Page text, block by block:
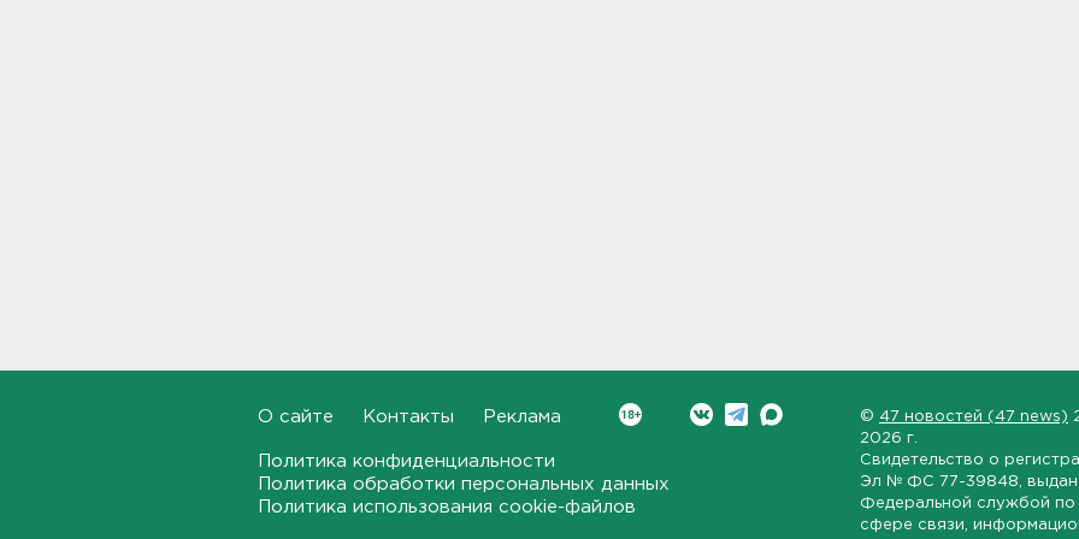
Руководителя ячейки
финансирование ФБК*
О сайте Контакты Реклама
Политика конфиденциальности
Политика обработки персональных данных
Политика использования cookie-файлов
© 47 новостей (47 news)
2026 г.
Свидетельство о
Эл № ФС 77-39848 ,
Федеральной службой по
сфере связи,